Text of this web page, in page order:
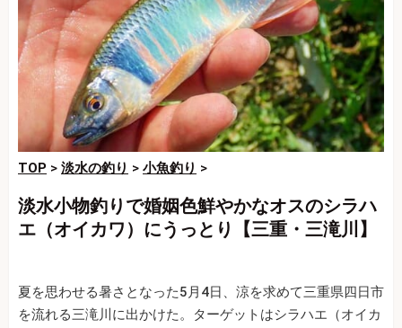
TOP > 淡水の釣り > 小魚釣り >
淡水小物釣りで婚姻色鮮やかなオスのシラハ
エ（オイカワ）にうっとり【三重・三滝川】
夏を思わせる暑さとなった5月4日、涼を求めて三重県四日市
を流れる三滝川に出かけた。ターゲットはシラハエ（オイカ